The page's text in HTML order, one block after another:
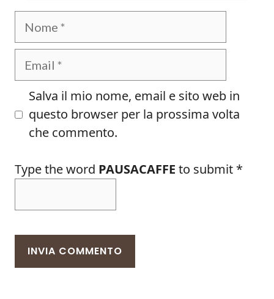
Nome
Email
Salva il mio nome, email e sito web in
questo browser per la prossima volta
che commento.
Type the word PAUSACAFFE to submit *